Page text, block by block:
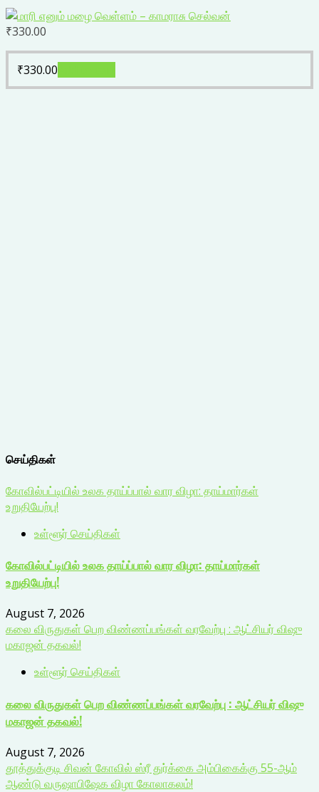
₹330.00
₹330.00
செய்திகள்
கோவில்பட்டியில் உலக தாய்ப்பால் வார விழா: தாய்மார்கள்
உறுதியேற்பு!
உள்ளூர் செய்திகள்
கோவில்பட்டியில் உலக தாய்ப்பால் வார விழா: தாய்மார்கள்
உறுதியேற்பு!
August 7, 2026
கலை விருதுகள் பெற விண்ணப்பங்கள் வரவேற்பு : ஆட்சியர் விஷு
மகாஜன் தகவல்!
உள்ளூர் செய்திகள்
கலை விருதுகள் பெற விண்ணப்பங்கள் வரவேற்பு : ஆட்சியர் விஷு
மகாஜன் தகவல்!
August 7, 2026
தூத்துக்குடி சிவன் கோவில் ஸ்ரீ துர்க்கை அம்பிகைக்கு 55-ஆம்
ஆண்டு வருஷாபிஷேக விழா கோலாகலம்!